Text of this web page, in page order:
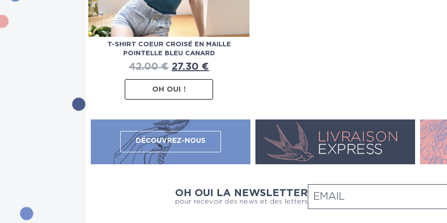
T-SHIRT COEUR CROISÉ EN MAILLE
POINTELLE BLEU CANARD
42.00€ 27.30 €
OH OUI !
DÉCOUVREZ-NOUS
OH OUI LA NEWSLETTER
pour recevoir des news et des letters